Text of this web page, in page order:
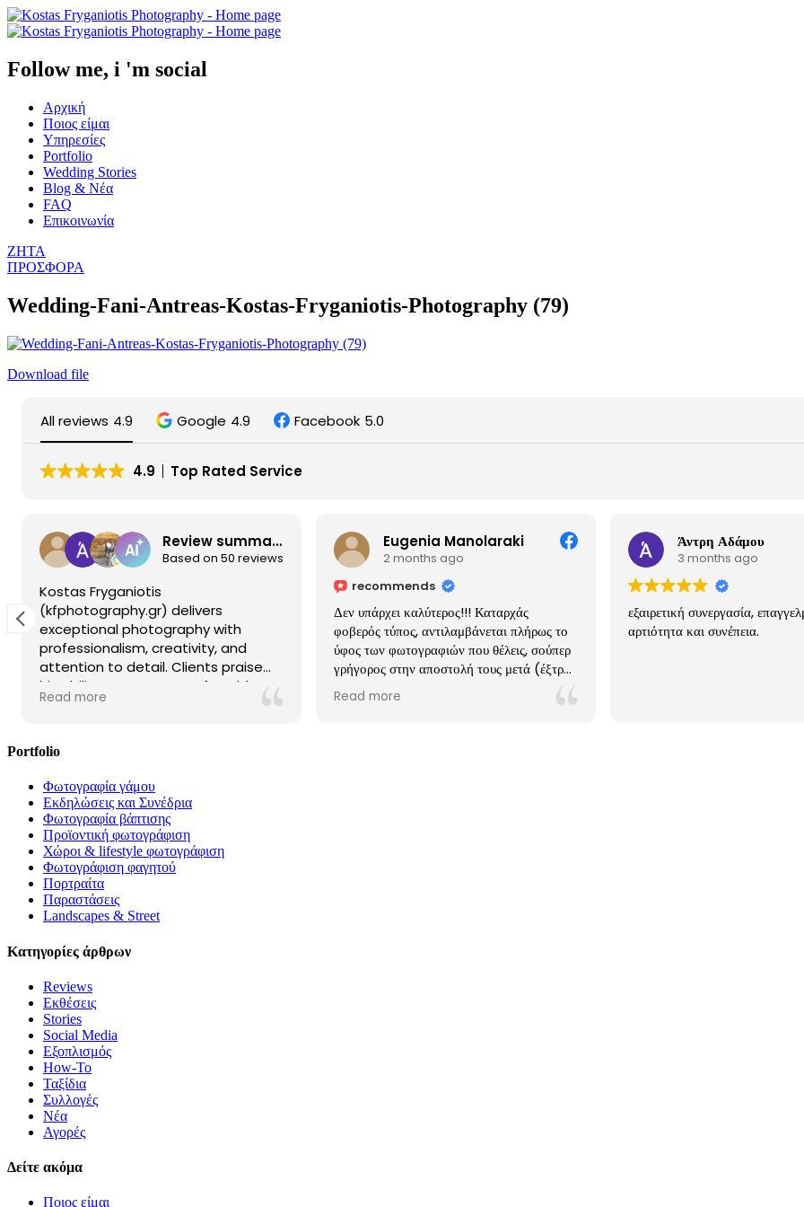
Follow me, i 'm social
Αρχική
Ποιος είμαι
Υπηρεσίες
Portfolio
Wedding Stories
Blog & Νέα
FAQ
Επικοινωνία
ΖΗΤΑ
ΠΡΟΣΦΟΡΑ
Wedding-Fani-Antreas-Kostas-Fryganiotis-Photography (79)
Download file
All reviews 4.9 Google 4.9 Facebook 5.0
4.9 Top Rated Service
Review summary
Based on 50 reviews
Kostas Fryganiotis
(kfphotography.gr) delivers
exceptional photography with
professionalism, creativity, and
attention to detail. Clients praise
his ability to create comfortable,
personalized experiences, resulting
weddings, professional portraits,
and more. With a friendly and
reliable approach, Kostas
consistently exceeds expectations.
Highly recommended!
Read more
Eugenia Manolaraki
2 months ago
recommends
Δεν υπάρχει καλύτερος!!! Καταρχάς
φοβερός τύπος, αντιλαμβάνεται πλήρως το
ύφος των φωτογραφιών που θέλεις, σούπερ
γρήγορος στην αποστολή τους μετά (έξτρα
μπόνους το κουτάκι με το στικάκι), τιμές
απίστευτες, με σοβαρή άποψη να σε
Read more
Άντρη Αδάμου
3 months ago
εξαιρετική συνεργασία,
αρτιότητα και συνέπεια.
Portfolio
Φωτογραφία γάμου
Εκδηλώσεις και Συνέδρια
Φωτογραφία βάπτισης
Προϊοντική φωτογράφιση
Χώροι & lifestyle φωτογράφιση
Φωτογράφιση φαγητού
Πορτραίτα
Παραστάσεις
Landscapes & Street
Κατηγορίες άρθρων
Reviews
Εκθέσεις
Stories
Social Media
Εξοπλισμός
How-To
Ταξίδια
Συλλογές
Νέα
Αγορές
Δείτε ακόμα
Ποιος είμαι